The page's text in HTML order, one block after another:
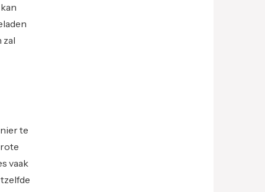
zal
te
vaak